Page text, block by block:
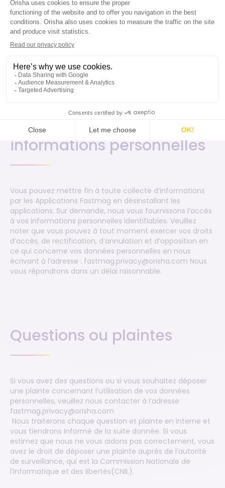
« besoin de savoir » afin d’effectuer des services pour le
compte des applications Fastmag et sous réserve de leur
obligation de garder ces informations confidentielles et
de ne pas les utiliser à d’autres fins que celles nécessaires
à la réalisation des services ou comme l’exige la loi.
Droit d'accès, mise à jour
et suppression des
informations personnelles
Vous pouvez mettre fin à toute collecte d’informations
par les Applications Fastmag en désinstallant les
applications. Sur demande, nous vous fournissons l’accès
à vos informations personnelles identifiables. Veuillez
noter que vous pouvez à tout moment exercer vos droits
d’accès, de rectification, d’annulation et d’opposition en
ce qui concerne vos données personnelles en nous
écrivant à l’adresse : fastmag.privacy@orisha.com Nous
vous répondrons dans un délai raisonnable.
Questions ou plaintes
Si vous avez des questions ou si vous souhaitez déposer
une plainte concernant l’utilisation de vos données
personnelles, veuillez nous contacter à l’adresse
fastmag.privacy@orisha.com
Nous traiterons chaque question et plainte en interne et
vous tiendrons informé de la suite donnée. Si vous
estimez que nous ne vous aidons pas correctement, vous
avez le droit de déposer une plainte auprès de l’autorité
de surveillance, qui est la Commission Nationale de
l’Informatique et des libertés(CNIL).